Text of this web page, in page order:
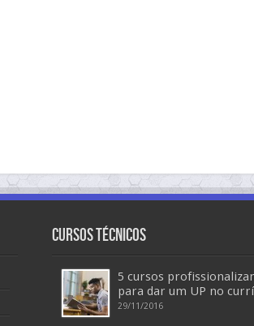
Cursos Técnicos
5 cursos
para dar um UP no
29/11/2016